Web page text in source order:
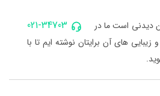
021-34703
دیدنی است ما در
زیبایی های آن برایتان نوشته ایم تا با